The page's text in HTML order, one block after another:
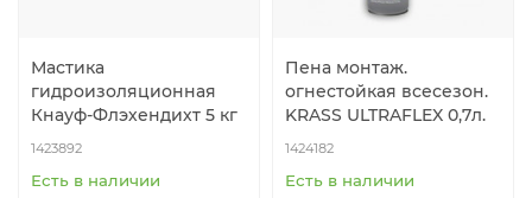
Мастика
гидроизоляционная
Кнауф-Флэхендихт 5 кг
1423892
Есть в наличии
Пена монтаж.
огнестойкая всесезон.
KRASS ULTRAFLEX 0,7л.
1424182
Есть в наличии